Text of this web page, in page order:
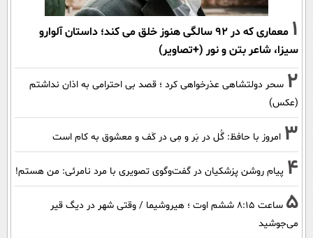
1
معماری که در 92 سالگی هنوز خلق می کند؛ داستان آلوارو
سیزا، شاعر بتن و نور (+تصاویر)
2 سحر دولتشاهی عذرخواهی کرد ؛ قصد بی احترامی به اذان نداشتم
(عکس)
3 امروز با حافظ: گُل در بَر و مِی در کَف و معشوق به کام است
4 پیام روشن پزشکیان در گفت‌و‌گوی تصویری با مرد نامرئی: من هستم!
5
ساعت ۸:۱۵ ششم اوت ؛ هیروشیما / وقتی شهر در دیگ قیر
می‌جوشید